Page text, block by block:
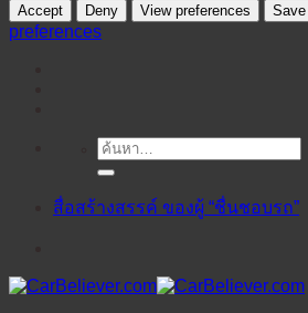
Accept Deny View preferences
preferences
ค้นหา:
สื่อสร้างสรรค์ ของผู้ “ชื่นชอบรถ”